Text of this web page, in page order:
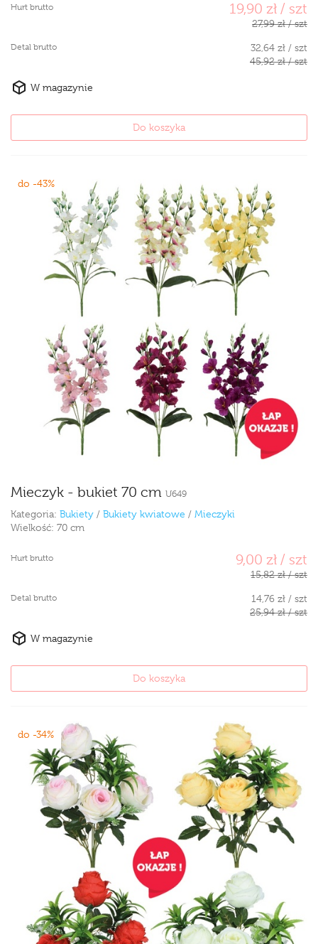
Hurt brutto 19,90 zł / szt
27,99 zł / szt
Detal brutto
32,64 zł / szt
45,92 zł / szt
W magazynie
Do koszyka
do -43%
Mieczyk - bukiet 70 cm U649
Kategoria: Bukiety / Bukiety kwiatowe / Mieczyki
Wielkość: 70 cm
Hurt brutto 9,00 zł / szt
15,82 zł / szt
Detal brutto
14,76 zł / szt
25,94 zł / szt
W magazynie
Do koszyka
do -34%